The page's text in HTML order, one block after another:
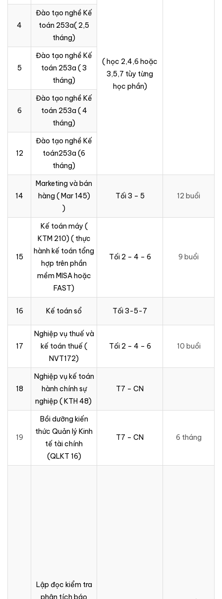
( học 2,4,6 hoặc
3,5,7 tùy từng
học phần)
4
Đào tạo nghề Kế
toán 253a( 2,5
tháng)
5
Đào tạo nghề Kế
toán 253a ( 3
tháng)
6
Đào tạo nghề Kế
toán 253a ( 4
tháng)
12
Đào tạo nghề Kế
toán253a (6
tháng)
14
Marketing và bán
hàng ( Mar 145)
)
Tối 3 – 5 12 buổi
15
Kế toán máy (
KTM 210) ( thực
hành kế toán tổng
hợp trên phần
mềm MISA hoặc
FAST)
Tối 2 – 4 – 6 9 buổi
16 Kế toán sổ Tối 3-5-7
17
Nghiệp vụ thuế và
kế toán thuế (
NVT172)
Tối 2 – 4 – 6 10 buổi
18
Nghiệp vụ kế toán
hành chính sự
nghiệp ( KTH 48)
T7 – CN
19
Bồi dưỡng kiến
thức Quản lý Kinh
tế tài chính
(QLKT 16)
T7 – CN 6 tháng
Lập đọc kiểm tra
phân tích báo